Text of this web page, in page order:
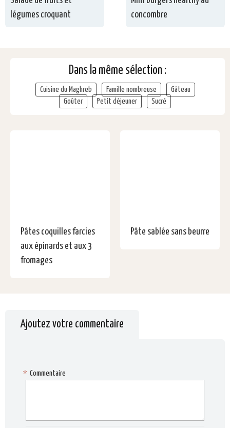
légumes croquant
concombre
Dans la même sélection :
Cuisine du Maghreb Famille nombreuse
Gâteau
Goûter
Petit déjeuner Sucré
Pâtes coquilles farcies
aux épinards et aux 3
fromages
Pâte sablée sans beurre
Ajoutez votre commentaire
Commentaire
*